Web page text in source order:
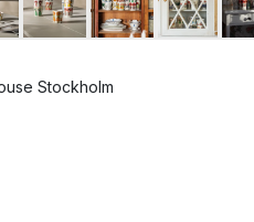
Stockholm